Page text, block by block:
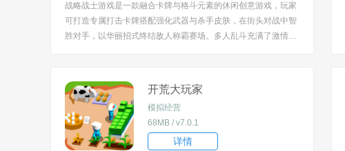
战略战士游戏是一款融合卡牌与格斗元素的休闲创意游戏，玩家
可打造专属打击卡牌搭配强化武器与杀手皮肤，在街头对战中智
胜对手，以华丽招式终结敌人称霸赛场。多人乱斗充满了激情，
牌对应独特拳脚招...
开荒大玩家
模拟经营
68MB / v7.0.1
详情